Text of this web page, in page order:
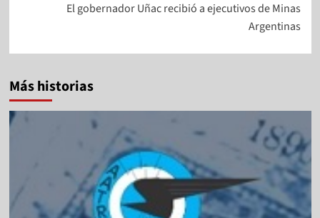
El gobernador Uñac recibió a ejecutivos de Minas
Argentinas
Más historias